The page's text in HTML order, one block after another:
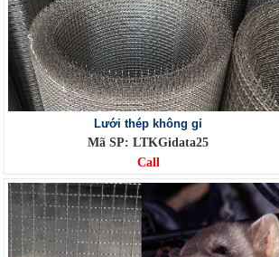
Lưới thép không gỉ
Mã SP: LTKGidata25
Call